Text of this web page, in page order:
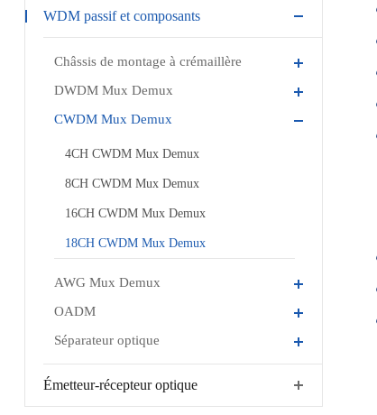
WDM passif et composants
Châssis de montage à crémaillère
DWDM Mux Demux
CWDM Mux Demux
4CH CWDM Mux Demux
8CH CWDM Mux Demux
16CH CWDM Mux Demux
18CH CWDM Mux Demux
AWG Mux Demux
OADM
Séparateur optique
Émetteur-récepteur optique